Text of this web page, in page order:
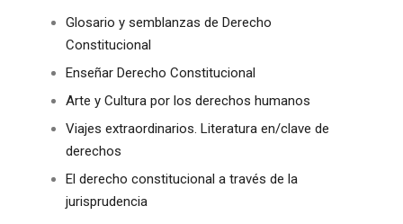
Glosario y semblanzas de Derecho
Constitucional
Enseñar Derecho Constitucional
Arte y Cultura por los derechos humanos
Viajes extraordinarios. Literatura en/clave de
derechos
El derecho constitucional a través de la
jurisprudencia